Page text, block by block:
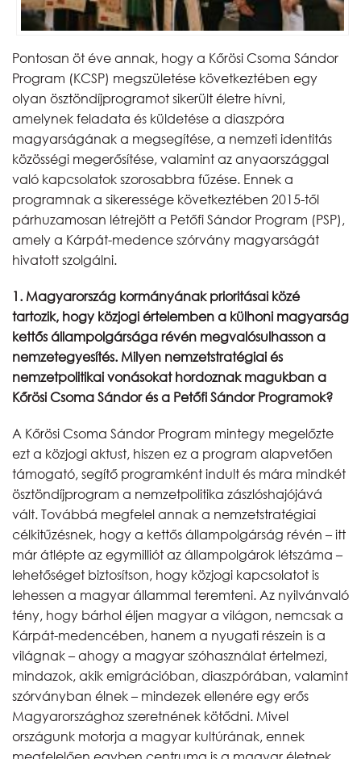
Pontosan öt éve annak, hogy a Kőrösi Csoma Sándor
Program (KCSP) megszületése következtében egy
olyan ösztöndíjprogramot sikerült életre hívni,
amelynek feladata és küldetése a diaszpóra
magyarságának a megsegítése, a nemzeti identitás
közösségi megerősítése, valamint az anyaországgal
való kapcsolatok szorosabbra fűzése. Ennek a
programnak a sikeressége következtében 2015-től
párhuzamosan létrejött a Petőfi Sándor Program (PSP),
amely a Kárpát-medence szórvány magyarságát
hivatott szolgálni.
1. Magyarország kormányának prioritásai közé
tartozik, hogy közjogi értelemben a külhoni magyarság
kettős állampolgársága révén megvalósulhasson a
nemzetegyesítés. Milyen nemzetstratégiai és
nemzetpolitikai vonásokat hordoznak magukban a
Kőrösi Csoma Sándor és a Petőfi Sándor Programok?
A Kőrösi Csoma Sándor Program mintegy megelőzte
ezt a közjogi aktust, hiszen ez a program alapvetően
támogató, segítő programként indult és mára mindkét
ösztöndíjprogram a nemzetpolitika zászlóshajójává
vált. Továbbá megfelel annak a nemzetstratégiai
célkitűzésnek, hogy a kettős állampolgárság révén – itt
már átlépte az egymilliót az állampolgárok létszáma –
lehetőséget biztosítson, hogy közjogi kapcsolatot is
lehessen a magyar állammal teremteni. Az nyilvánvaló
tény, hogy bárhol éljen magyar a világon, nemcsak a
Kárpát-medencében, hanem a nyugati részein is a
világnak – ahogy a magyar szóhasználat értelmezi,
mindazok, akik emigrációban, diaszpórában, valamint
szórványban élnek – mindezek ellenére egy erős
Magyarországhoz szeretnének kötődni. Mivel
országunk motorja a magyar kultúrának, ennek